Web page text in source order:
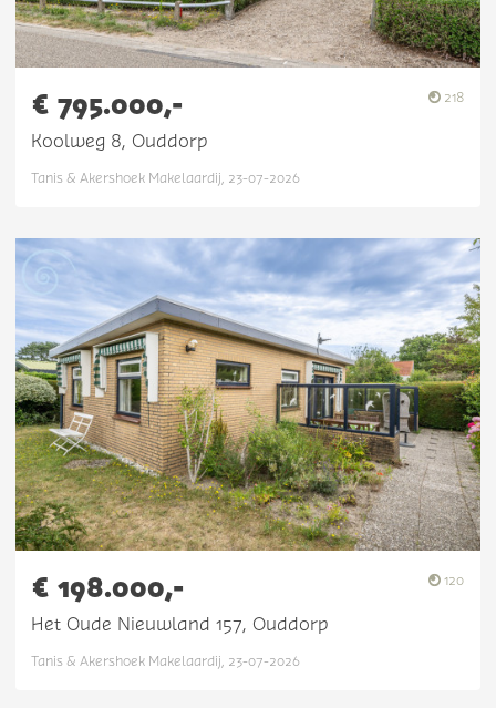
€ 795.000,- 218
Koolweg 8, Ouddorp
Tanis & Akershoek Makelaardij, 23-07-2026
€ 198.000,- 120
Het Oude Nieuwland 157, Ouddorp
Tanis & Akershoek Makelaardij, 23-07-2026